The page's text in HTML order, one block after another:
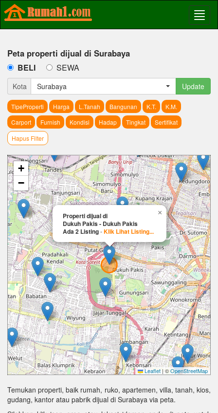
Peta properti dijual di Surabaya
BELI SEWA
Kota Surabaya Update
TipeProperti Harga L.Tanah Bangunan K.T.
K.M.
Carport
Furnish Kondisi Hadap Tingkat
Sertifikat
Hapus Filter
Properti dijual di
Dukuh Pakis - Dukuh Pakis
Ada 2 Listing-Klik Lihat Listing...
×
+
−
Leaflet |©OpenStreetMap
Temukan properti, baik rumah, ruko, apartemen, villa, tanah, kios,
gudang, kantor atau pabrik dijual di Surabaya via peta.